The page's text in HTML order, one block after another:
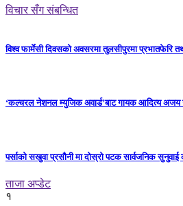
विचार सँग संबन्धित
विश्व फार्मेसी दिवसको अवसरमा तुलसीपुरमा प्रभातफेरि
‘कल्चरल नेशनल म्युजिक अवार्ड’बाट गायक आदित्य अजय
पर्साको सखुवा प्रसौनी मा दोस्रो पटक सार्वजनिक सुनुवाई
ताजा अप्डेट
१